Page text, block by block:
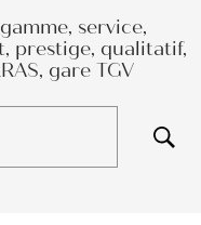
service,
prestige, qualitatif,
gare TGV